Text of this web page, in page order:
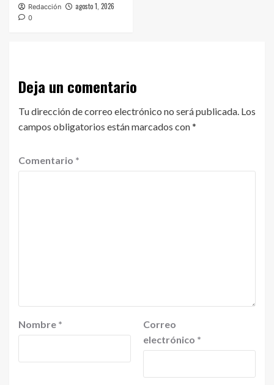
Redacción agosto 1, 2026
0
Deja un comentario
Tu dirección de correo electrónico no será publicada. Los
campos obligatorios están marcados con*
Comentario *
Nombre *
Correo
electrónico *